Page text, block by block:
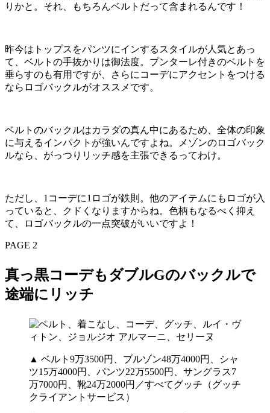
りかと。それ、もちろんベルトだって含まれるんです！
昨今はトップスをパンツにインするスタイルが人気とあっ
て、ベルトの手抜かりは御法度。プンターレ付きのベルトを
垂らすのも有用ですが、さらにコーデにアクセントをつける
ならロゴバックルがオススメです。
ベルトのバックルはカラダの真ん中にあるため、全体の印象
に与えるインパクトが強いんですよね。メゾンのロゴバック
ルなら、がっつりリッチ感を主張できるってわけ。
ただし、1コーデに1ロゴが鉄則。他のアイテムにもロゴが入
っていると、クドくなりますからね。色柄もなるべく抑え
て、ロゴバックルの一点突破がいいですよ！
PAGE 2
真っ黒コーデもダブルGのバックルで
途端にリッチ
▲ ベルト9万3500円、ブルゾン48万4000円、シャ
ツ15万4000円、パンツ22万5500円、サングラス7
万7000円、靴24万2000円／すべてグッチ（グッチ
クライアントサービス）